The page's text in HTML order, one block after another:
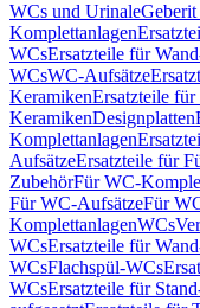
WCs und Urinale
Komplettanlagen
WCsErsatzteile für
WCsWC-Aufsätze
KeramikenErsatzteile
KeramikenDesignplatten
Komplettanlagen
AufsätzeErsatzteile für
ZubehörFür WC-
Für WC-AufsätzeFür
KomplettanlagenWCs
WCsErsatzteile für
WCsFlachspül-WCs
WCsErsatzteile für